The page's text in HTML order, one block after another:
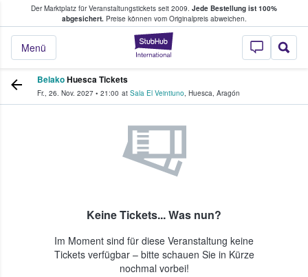
Der Marktplatz für Veranstaltungstickets seit 2009. Jede Bestellung ist 100%
abgesichert.Preise können vom Originalpreis abweichen.
StubHub - Wo
Menü
Tickets kaufen & verkaufen
BelakoHuesca Tickets
Fr., 26. Nov. 2027 • 21:00 at Sala El Veintiuno, Huesca, Aragón
Keine Tickets... Was nun?
Im Moment sind für diese Veranstaltung keine
Tickets verfügbar – bitte schauen Sie in Kürze
nochmal vorbei!